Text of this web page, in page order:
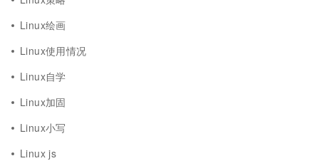
Linux绘画
Linux使用情况
Linux自学
Linux加固
Linux小写
Linux js